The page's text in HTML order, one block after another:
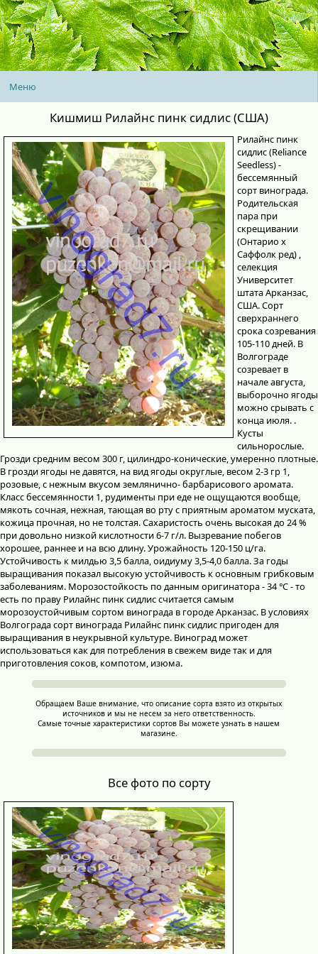
Меню
Кишмиш Рилайнс пинк сидлис (США)
Рилайнс пинк
сидлис (Reliance
Seedless) -
бессемянный
сорт винограда.
Родительская
пара при
скрещивании
(Онтарио x
Саффолк ред) ,
селекция
Университет
штата Арканзас,
США. Сорт
сверхраннего
срока созревания
105-110 дней. В
Волгограде
созревает в
начале августа,
выборочно ягоды
можно срывать с
конца июля. .
Кусты
сильнорослые.
Грозди средним весом 300 г, цилиндро-конические, умеренно плотные.
В грозди ягоды не давятся, на вид ягоды округлые, весом 2-3 гр 1,
розовые, с нежным вкусом землянично- барбарисового аромата.
Класс бессемянности 1, рудименты при еде не ощущаются вообще,
мякоть сочная, нежная, тающая во рту с приятным ароматом муската,
кожица прочная, но не толстая. Сахаристость очень высокая до 24 %
при довольно низкой кислотности 6-7 г/л. Вызревание побегов
хорошее, раннее и на всю длину. Урожайность 120-150 ц/га.
Устойчивость к милдью 3,5 балла, оидиуму 3,5-4,0 балла. За годы
выращивания показал высокую устойчивость к основным грибковым
заболеваниям. Морозостойкость по данным оригинатора - 34 °С - то
есть по праву Рилайнс пинк сидлис считается самым
морозоустойчивым сортом винограда в городе Арканзас. В условиях
Волгограда сорт винограда Рилайнс пинк сидлис пригоден для
выращивания в неукрывной культуре. Виноград может
использоваться как для потребления в свежем виде так и для
приготовления соков, компотом, изюма.
Обращаем Ваше внимание, что описание сорта взято из открытых
источников и мы не несем за него ответственность.
Самые точные характеристики сортов Вы можете узнать в нашем
магазине.
Все фото по сорту